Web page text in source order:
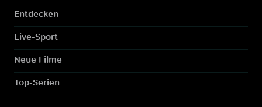
Entdecken
Live-Sport
Neue Filme
Top-Serien